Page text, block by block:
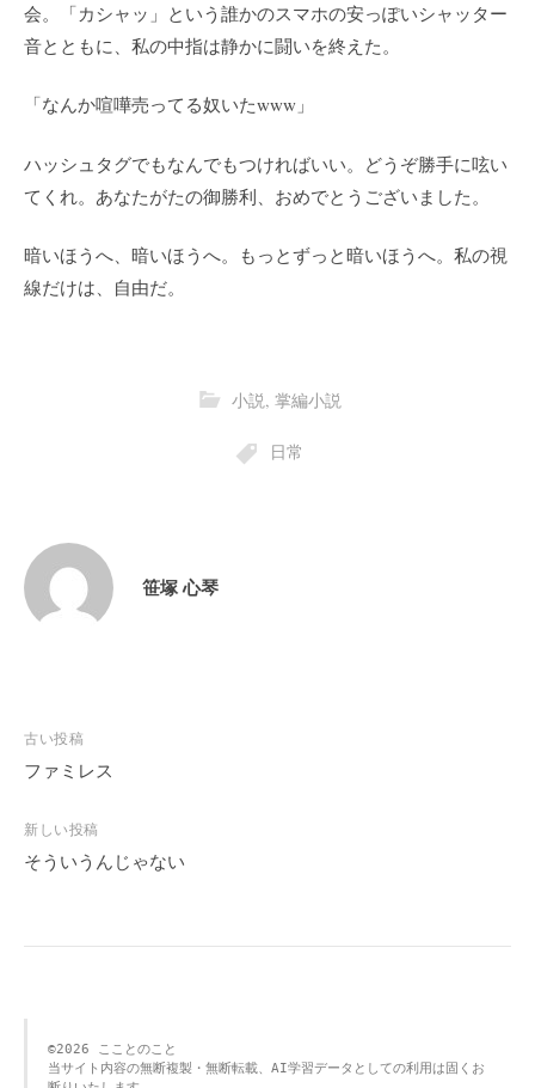
会。「カシャッ」という誰かのスマホの安っぽいシャッター
音とともに、私の中指は静かに闘いを終えた。
「なんか喧嘩売ってる奴いたwww」
ハッシュタグでもなんでもつければいい。どうぞ勝手に呟い
てくれ。あなたがたの御勝利、おめでとうございました。
暗いほうへ、暗いほうへ。もっとずっと暗いほうへ。私の視
線だけは、自由だ。
小説, 掌編小説
日常
笹塚 心琴
投
稿
ビ
ゲ
古い投稿
ファミレス
新しい投稿
そういうんじゃない
©️2026 こことのこと
当サイト内容の無断複製・無断転載、AI学習データとしての利用は固くお